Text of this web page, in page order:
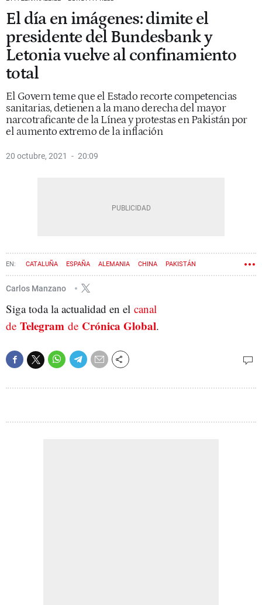
El día en imágenes: dimite el
presidente del Bundesbank y
Letonia vuelve al confinamiento
total
El Govern teme que el Estado recorte competencias
sanitarias, detienen a la mano derecha del mayor
narcotraficante de la Línea y protestas en Pakistán por
el aumento extremo de la inflación
20 octubre, 2021 20:09
CATALUÑA ESPAÑA ALEMANIA CHINA PAKISTÁN
Carlos Manzano
Siga toda la actualidad en el canal
de Telegram de Crónica Global.